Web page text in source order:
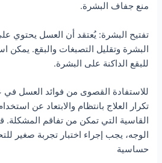
منع جفاف البشرة.
تفتيح البشرة: يُعتقد أن العسل يحتوي
البشرة وتقليل التصبغات والبقع. يمكن
للبقع الداكنة على البشرة.
للاستفادة القصوى من فوائد العسل
تكرار العلاج بانتظام والابتعاد عن
القاسية التي تمكن من تفاقم
الوجه، يجب إجراء اختبار تجربة صغير
حساسية